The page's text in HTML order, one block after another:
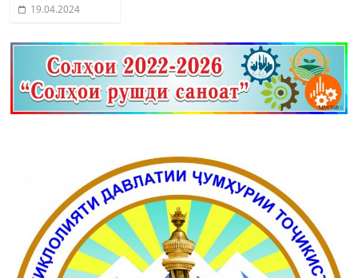
19.04.2024